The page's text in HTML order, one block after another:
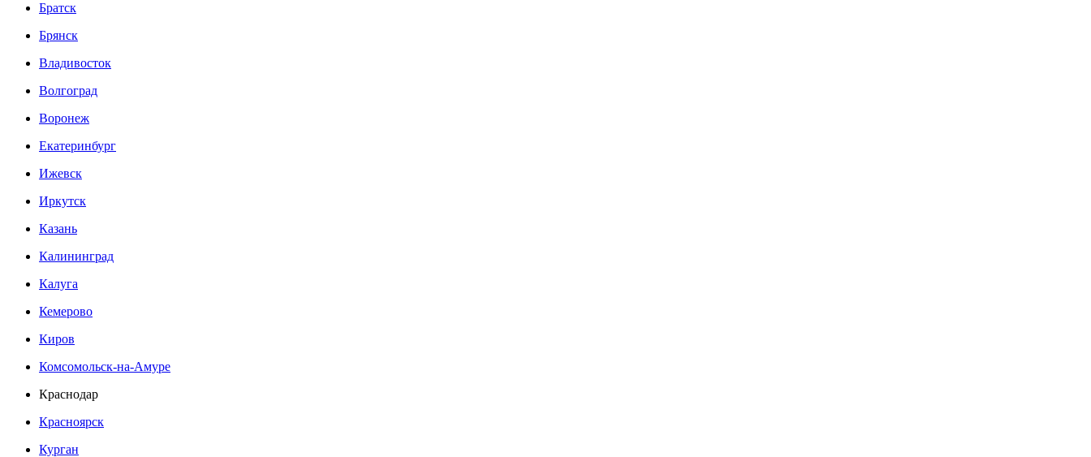
Братск
Брянск
Владивосток
Волгоград
Воронеж
Екатеринбург
Ижевск
Иркутск
Казань
Калининград
Калуга
Кемерово
Киров
Комсомольск-на-Амуре
Краснодар
Красноярск
Курган